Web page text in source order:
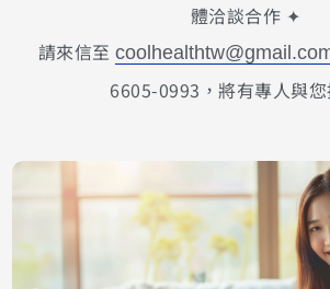
體洽談合作 ✦
請來信至
6605-0993，將有專人與您